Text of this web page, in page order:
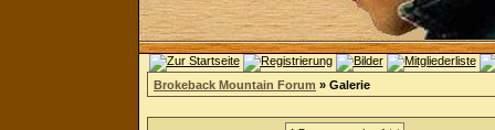
Brokeback Mountain Forum » Galerie